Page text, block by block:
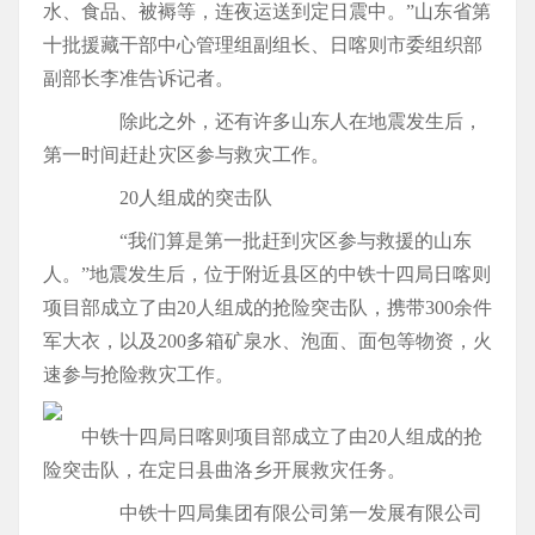
水、食品、被褥等，连夜运送到定日震中。”山东省第
十批援藏干部中心管理组副组长、日喀则市委组织部
副部长李准告诉记者。
除此之外，还有许多山东人在地震发生后，
第一时间赶赴灾区参与救灾工作。
20人组成的突击队
“我们算是第一批赶到灾区参与救援的山东
人。”地震发生后，位于附近县区的中铁十四局日喀则
项目部成立了由20人组成的抢险突击队，携带300余件
军大衣，以及200多箱矿泉水、泡面、面包等物资，火
速参与抢险救灾工作。
中铁十四局日喀则项目部成立了由20人组成的抢
险突击队，在定日县曲洛乡开展救灾任务。
中铁十四局集团有限公司第一发展有限公司